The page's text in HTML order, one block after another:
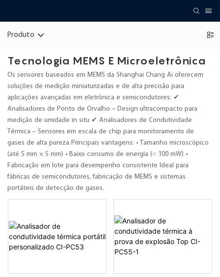
Produto
Tecnologia MEMS E Microeletrônica
Os sensores baseados em MEMS da Shanghai Chang Ai oferecem
soluções de medição miniaturizadas e de alta precisão para
aplicações avançadas em eletrônica e semicondutores: ✔
Analisadores de Ponto de Orvalho – Design ultracompacto para
medição de umidade in situ ✔ Analisadores de Condutividade
Térmica – Sensores em escala de chip para monitoramento de
gases de alta pureza Principais vantagens: • Tamanho microscópico
(até 5 mm × 5 mm) • Baixo consumo de energia (< 100 mW) •
Fabricação em lote para desempenho consistente Ideal para
fábricas de semicondutores, fabricação de MEMS e sistemas
portáteis de detecção de gases.